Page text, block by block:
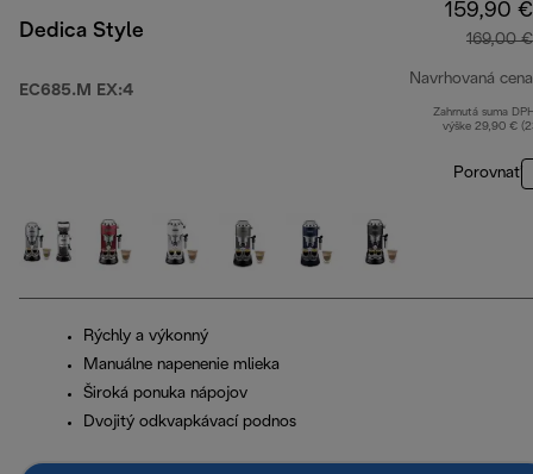
Dedica Style
EC685.M EX:4
159,90 €
169,00 €
Navrhovaná cena
Zahrnutá suma
výške 29,90 €
Porovnať
Rýchly a výkonný
Manuálne napenenie mlieka
Široká ponuka nápojov
Dvojitý odkvapkávací podnos